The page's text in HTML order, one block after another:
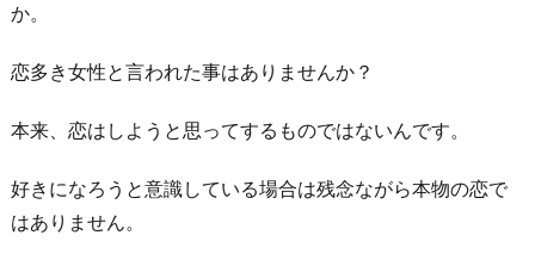
か。
恋多き女性と言われた事はありませんか？
本来、恋はしようと思ってするものではないんです。
好きになろうと意識している場合は残念ながら本物の恋で
はありません。